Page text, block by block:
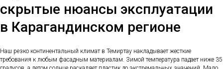
скрытые нюансы эксплуатации
в Карагандинском регионе
Наш резко континентальный климат в Темиртау накладывает жесткие
требования к любым фасадным материалам. Зимой температура падает ниже 35